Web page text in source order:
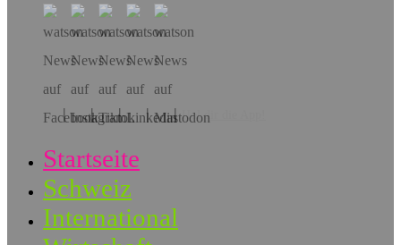
Hol dir die App!
Startseite
Schweiz
International